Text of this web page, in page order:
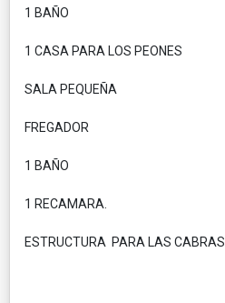
1 BAÑO
1 CASA PARA LOS PEONES
SALA PEQUEÑA
FREGADOR
1 BAÑO
1 RECAMARA.
ESTRUCTURA PARA LAS CABRAS.